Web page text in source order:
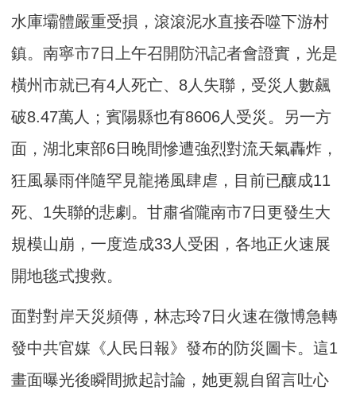
水庫壩體嚴重受損，滾滾泥水直接吞噬下游村
鎮。南寧市7日上午召開防汛記者會證實，光是
橫州市就已有4人死亡、8人失聯，受災人數飆
破8.47萬人；賓陽縣也有8606人受災。另一方
面，湖北東部6日晚間慘遭強烈對流天氣轟炸，
狂風暴雨伴隨罕見龍捲風肆虐，目前已釀成11
死、1失聯的悲劇。甘肅省隴南市7日更發生大
規模山崩，一度造成33人受困，各地正火速展
開地毯式搜救。
面對對岸天災頻傳，林志玲7日火速在微博急轉
發中共官媒《人民日報》發布的防災圖卡。這1
畫面曝光後瞬間掀起討論，她更親自留言吐心